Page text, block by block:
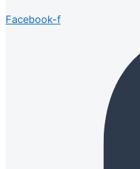
Facebook-f